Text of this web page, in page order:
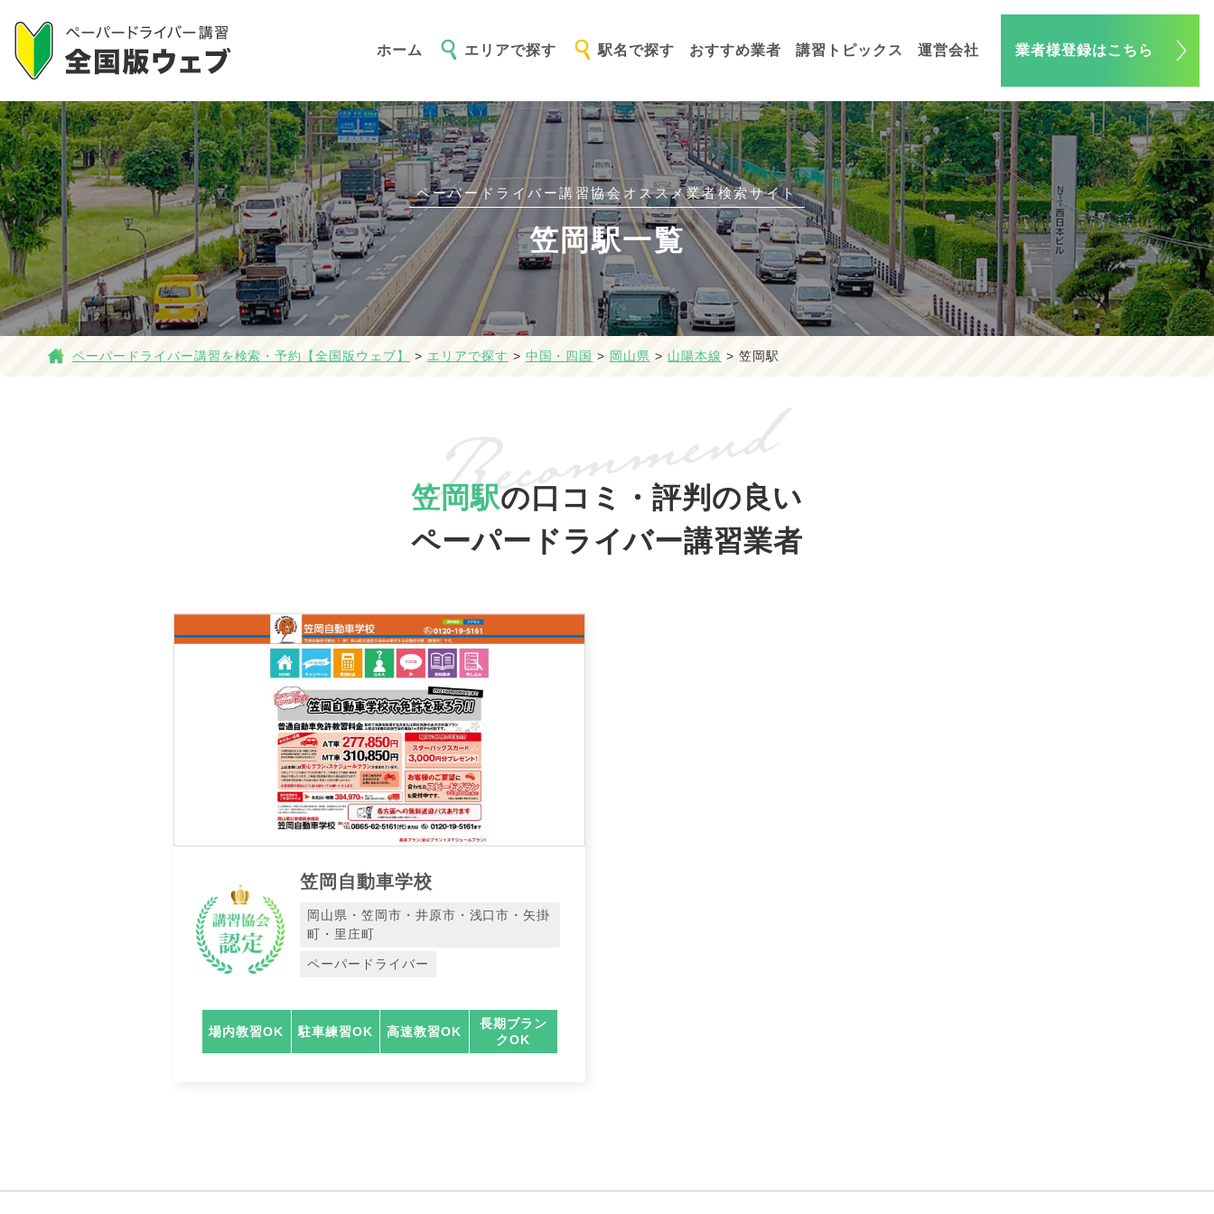
ホーム エリアで探す 駅名で探す おすすめ業者 講習トピックス 運営会社 業者様登録はこちら
ペーパードライバー講習協会オススメ業者検索サイト
笠岡駅一覧
ペーパードライバー講習を検索・予約【全国版ウェブ】 > エリアで探す > 中国・四国 > 岡山県 > 山陽本線 > 笠岡駅
笠岡駅の口コミ・評判の良い
ペーパードライバー講習業者
笠岡自動車学校
岡山県・笠岡市・井原市・浅口市・矢掛
町・里庄町
ペーパードライバー
場内教習OK 駐車練習OK 高速教習OK
長期ブラン
クOK